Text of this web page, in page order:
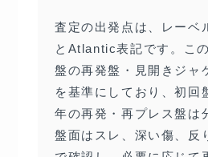
査定の出発点は、レーベ
とAtlantic表記です。こ
盤の再発盤・見開きジャ
を基準にしており、初回
年の再発・再プレス盤は
盤面はスレ、深い傷、反